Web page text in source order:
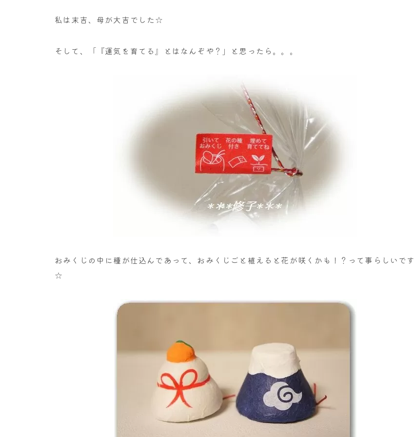
私は末吉、母が大吉でした☆
そして、「『運気を育てる』とはなんぞや？」と思ったら。。。
おみくじの中に種が仕込んであって、おみくじごと植えると花が咲くかも！？って事らしいです
☆